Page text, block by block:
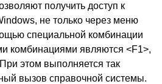
получить доступ к
не только через меню
специальной комбинации
комбинациями являются <F1>,
этом выполняется так
вызов справочной системы.